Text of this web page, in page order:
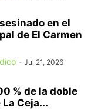
en el
de El Carmen
- Jul 21, 2026
% de la doble
Ceja...